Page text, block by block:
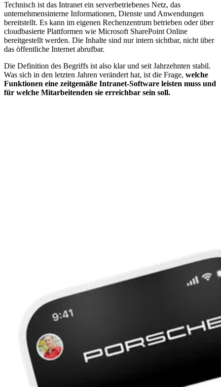
Technisch ist das Intranet ein serverbetriebenes Netz, das
unternehmensinterne Informationen, Dienste und Anwendungen
bereitstellt. Es kann im eigenen Rechenzentrum betrieben oder über
cloudbasierte Plattformen wie Microsoft SharePoint Online
bereitgestellt werden. Die Inhalte sind nur intern sichtbar, nicht über
das öffentliche Internet abrufbar.
Die Definition des Begriffs ist also klar und seit Jahrzehnten stabil.
Was sich in den letzten Jahren verändert hat, ist die Frage, welche
Funktionen eine zeitgemäße Intranet-Software leisten muss und
für welche Mitarbeitenden sie erreichbar sein soll.